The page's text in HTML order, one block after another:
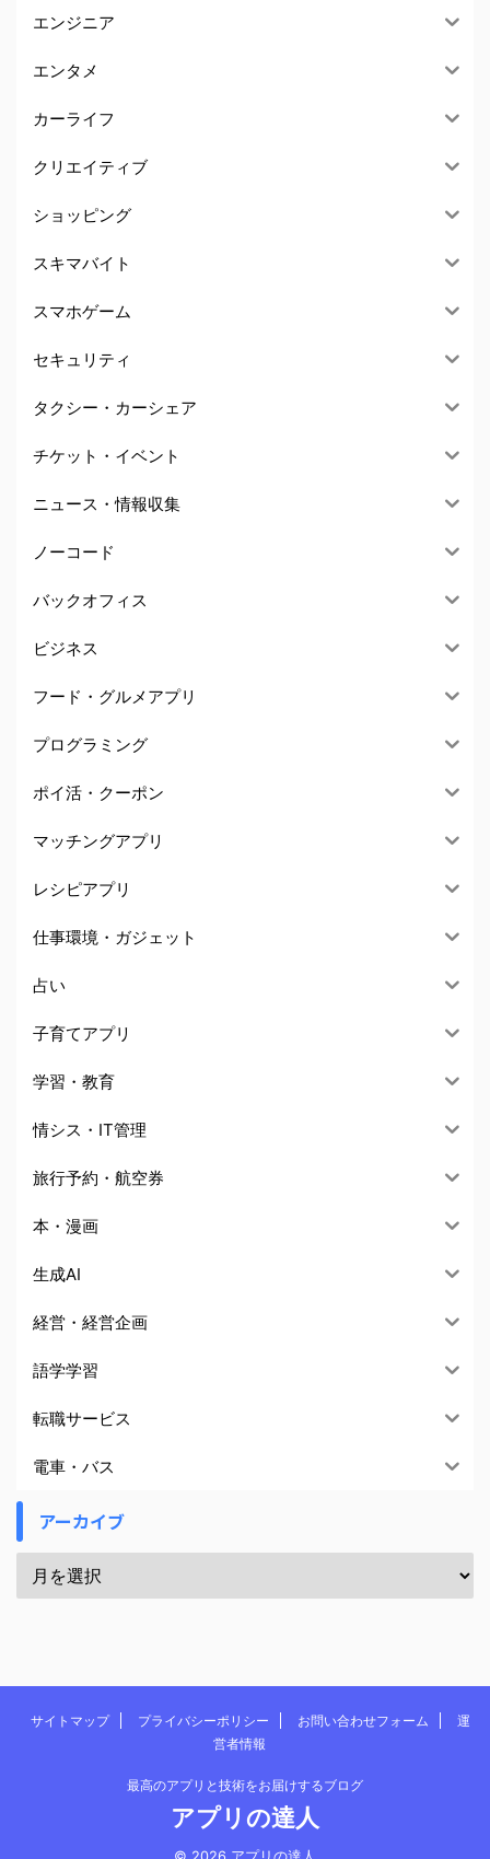
エンジニア
エンタメ
カーライフ
クリエイティブ
ショッピング
スキマバイト
スマホゲーム
セキュリティ
タクシー・カーシェア
チケット・イベント
ニュース・情報収集
ノーコード
バックオフィス
ビジネス
フード・グルメアプリ
プログラミング
ポイ活・クーポン
マッチングアプリ
レシピアプリ
仕事環境・ガジェット
占い
子育てアプリ
学習・教育
情シス・IT管理
旅行予約・航空券
本・漫画
生成AI
経営・経営企画
語学学習
転職サービス
電車・バス
アーカイブ
サイトマップ プライバシーポリシー お問い合わせフォーム
運
営者情報
最高のアプリと技術をお届けするブログ
アプリの達人